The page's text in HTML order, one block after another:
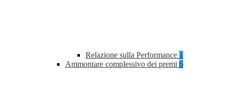
Relazione sulla Performance 1
Ammontare complessivo dei premi 6